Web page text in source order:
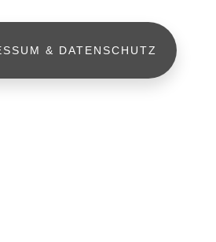
& DATENSCHUTZ